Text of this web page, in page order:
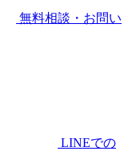
無料相談・お問い
LINEでの